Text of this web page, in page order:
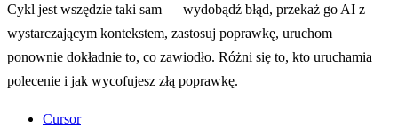
Cykl jest wszędzie taki sam — wydobądź błąd, przekaż go AI z
wystarczającym kontekstem, zastosuj poprawkę, uruchom
ponownie dokładnie to, co zawiodło. Różni się to, kto uruchamia
polecenie i jak wycofujesz złą poprawkę.
Cursor